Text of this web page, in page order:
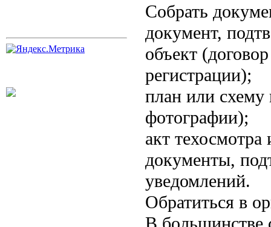
Собрать
документ,
объект
регистрации);
план или
фотографии);
акт
документы,
уведомлений.
Обратиться в